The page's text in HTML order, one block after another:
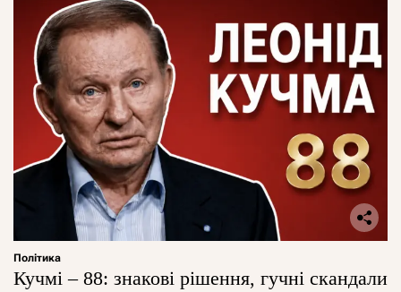
Політика
Кучмі – 88: знакові рішення, гучні скандали